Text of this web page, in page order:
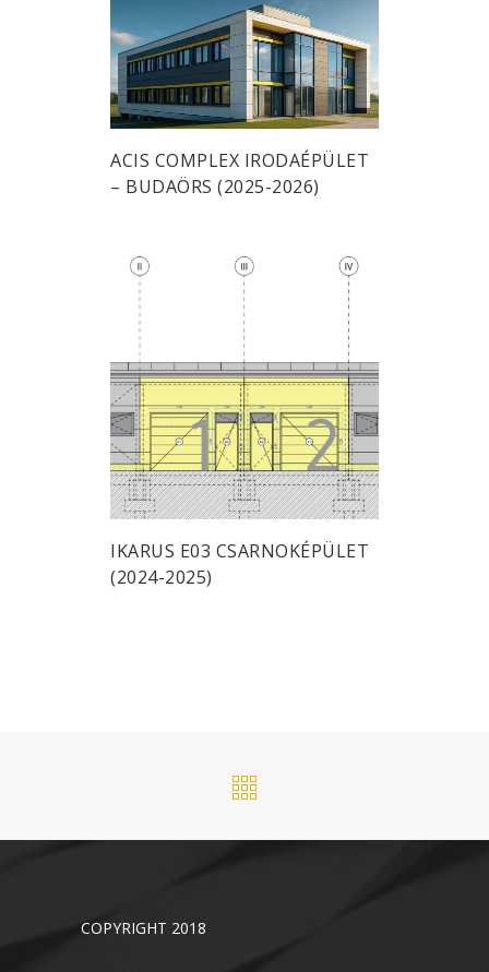
ACIS COMPLEX IRODAÉPÜLET
– BUDAÖRS (2025-2026)
IKARUS E03 CSARNOKÉPÜLET
(2024-2025)
COPYRIGHT 2018